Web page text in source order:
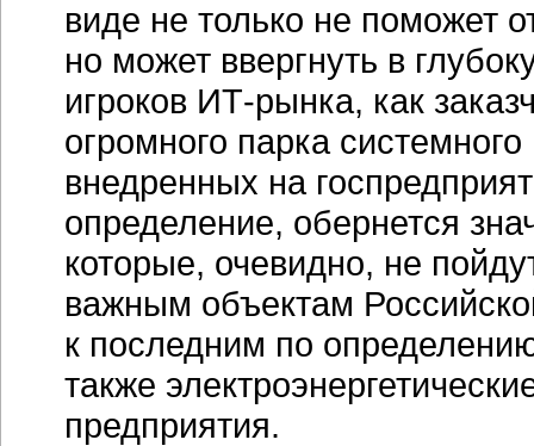
виде не только не поможет
но может ввергнуть в
игроков ИТ-рынка, как
огромного парка
внедренных на
определение, обернется
которые, очевидно, не
важным объектам
к последним по
также
предприятия.